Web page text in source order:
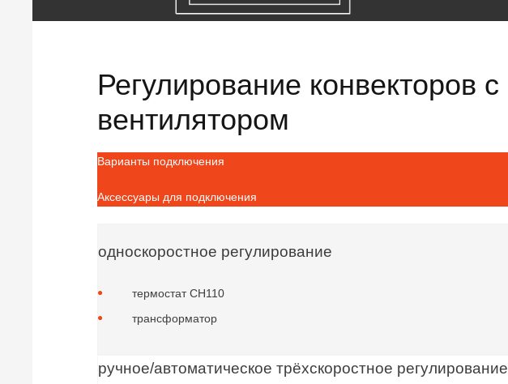
Регулирование конвекторов с
вентилятором
Варианты подключения
Аксессуары для подключения
односкоростное регулирование
термостат CH110
трансформатор
ручное/автоматическое трёхскоростное регулирование